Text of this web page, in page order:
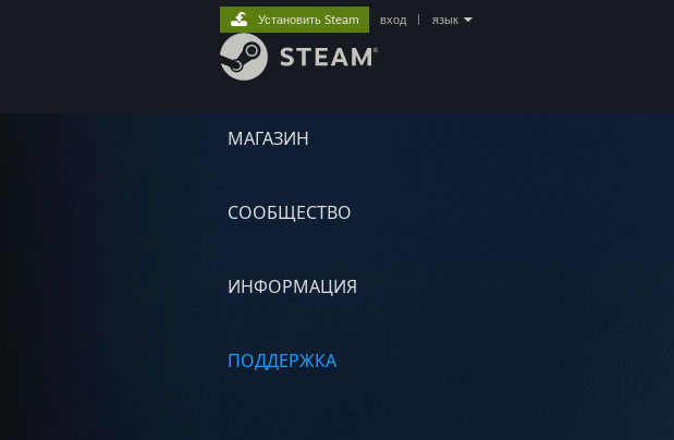
МАГАЗИН
СООБЩЕСТВО
ИНФОРМАЦИЯ
ПОДДЕРЖКА
Установить Steam вход язык